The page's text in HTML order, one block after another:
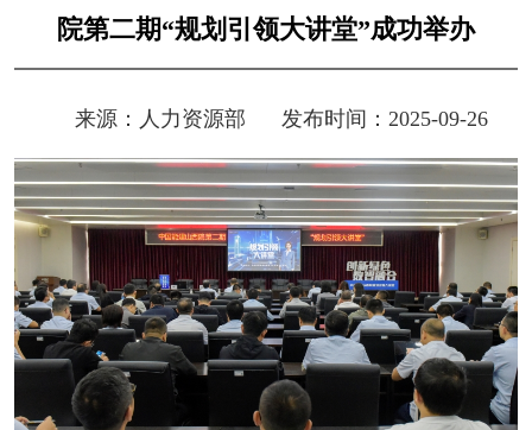
院第二期“规划引领大讲堂”成功举办
来源： 人力资源部 发布时间：2025-09-26